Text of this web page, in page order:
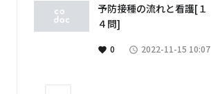
予防接種の流れと看護[１
４問]
favorite 0 access_time 2022-11-15 10:07